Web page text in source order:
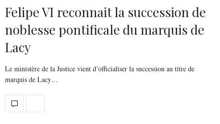
Felipe VI reconnait la succession de
noblesse pontificale du marquis de
Lacy
Le ministère de la Justice vient d’officialiser la succession au titre de
marquis de Lacy…